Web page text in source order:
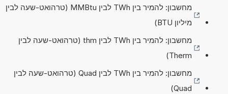
מחשבון: להמיר בין TWh לבין MMBtu (טרהואט-שעה לבין
מיליון BTU)
מחשבון: להמיר בין TWh לבין thm (טרהואט-שעה לבין
Therm)
מחשבון: להמיר בין TWh לבין Quad (טרהואט-שעה לבין
Quad)